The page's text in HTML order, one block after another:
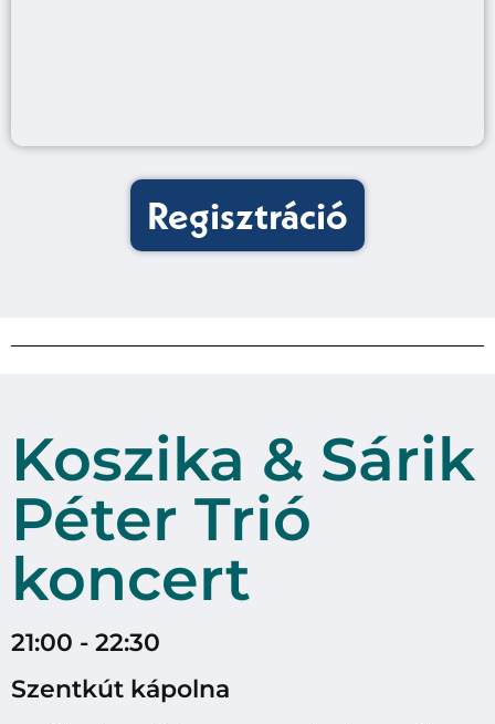
Regisztráció
Koszika & Sárik
Péter Trió
koncert
21:00 - 22:30
Szentkút kápolna